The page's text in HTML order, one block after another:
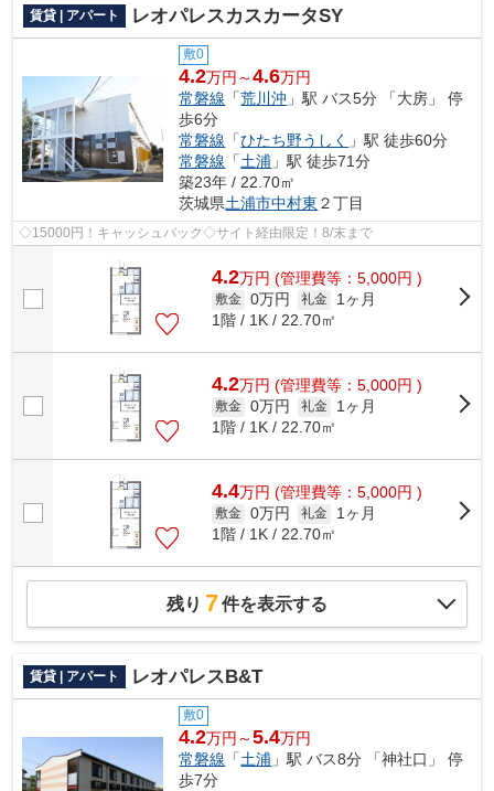
賃貸 | アパート レオパレスカスカータSY
敷0
4.2万円～4.6万円
常磐線 「荒川沖 」駅 バス5分 「大房」 停
歩6分
常磐線 「ひたち野うしく
」駅 徒歩60分
常磐線 「土浦 」駅 徒歩71分
築23年 / 22.70㎡
茨城県土浦市中村東 ２丁目
◇15000円！キャッシュバック◇サイト経由限定！8/末まで
4.2万円 (管理費等：5,000円 )
敷金 0万円 礼金
1ヶ月
1階 / 1K / 22.70㎡
4.2万円 (管理費等：5,000円 )
敷金 0万円 礼金
1ヶ月
1階 / 1K / 22.70㎡
4.4万円 (管理費等：5,000円 )
敷金 0万円 礼金
1ヶ月
1階 / 1K / 22.70㎡
残り 7件を表示する
賃貸 | アパート レオパレスB&T
敷0
4.2万円～5.4万円
常磐線 「土浦 」駅 バス8分 「神社口」 停
歩7分